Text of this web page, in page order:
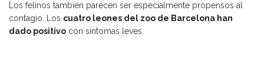
Los felinos también parecen ser especialmente propensos al
contagio. Los cuatro leones del zoo de Barcelona han
dado positivo con síntomas leves.